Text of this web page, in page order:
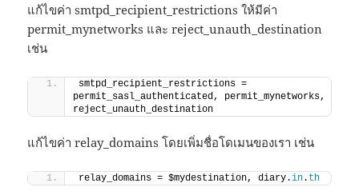
แก้ไขค่า smtpd_recipient_restrictions ให้มีค่า
permit_mynetworks และ reject_unauth_destination
เช่น
smtpd_recipient_restrictions =
permit_sasl_authenticated, permit_mynetworks,
reject_unauth_destination
แก้ไขค่า relay_domains โดยเพิ่มชื่อโดเมนของเรา เช่น
relay_domains = $mydestination, diary.in. th